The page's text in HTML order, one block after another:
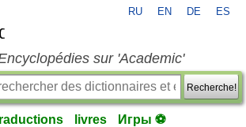
RU EN DE ES
sur 'Academic'
Recherche!
livres Игры ⚽